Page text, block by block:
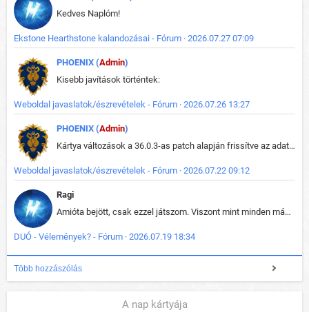
Kedves Naplóm!
Ekstone Hearthstone kalandozásai - Fórum · 2026.07.27 07:09
PHOENIX (Admin)
Kisebb javítások történtek:
Weboldal javaslatok/észrevételek - Fórum · 2026.07.26 13:27
PHOENIX (Admin)
Kártya változások a 36.0.3-as patch alapján frissítve az adatbázisban (képek is cserélve).
Weboldal javaslatok/észrevételek - Fórum · 2026.07.22 09:12
Ragi
Amióta bejött, csak ezzel játszom. Viszont mint minden más - akár az alapjáték is, ez is baromira összetett lett. Néha már pár kör után is esélytelen az egész. Vagy irreállisan túltápol valaki, vagy lelép a partner, vagy csak hülye mint a segg. És amikor eljönne az én időm, na akkor jön el mindenki másé is. Engem jobban érdekelne, hogy ki milyen ratingen szokott játszani. Na ez lenne egy érdekes adat.
DUÓ - Vélemények? - Fórum · 2026.07.19 18:34
Több hozzászólás
A nap kártyája